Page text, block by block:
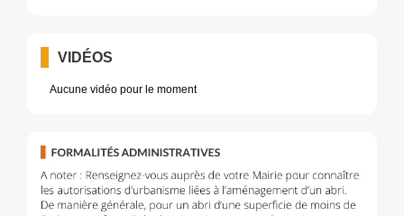
VIDÉOS
Aucune vidéo pour le moment